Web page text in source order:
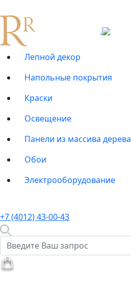
Лепной декор
Напольные покрытия
Краски
Освещение
Панели из массива дерева
Обои
Электрооборудование
+7 (4012) 43-00-43